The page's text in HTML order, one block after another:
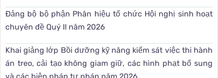
Đảng bộ bộ phận Phân hiệu tổ chức Hội nghị sinh hoạt
chuyên đề Quý II năm 2026
Khai giảng lớp Bồi dưỡng kỹ năng kiểm sát việc thi hành
án treo, cải tạo không giam giữ, các hình phạt bổ sung